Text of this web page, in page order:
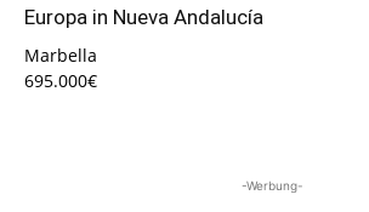
Europa in Nueva Andalucía
Marbella
695.000€
-Werbung-